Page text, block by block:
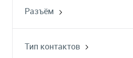
Разъём
Тип контактов